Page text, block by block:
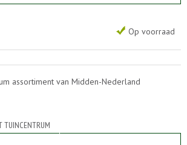
Op voorraad
assortiment van Midden-Nederland
TUINCENTRUM